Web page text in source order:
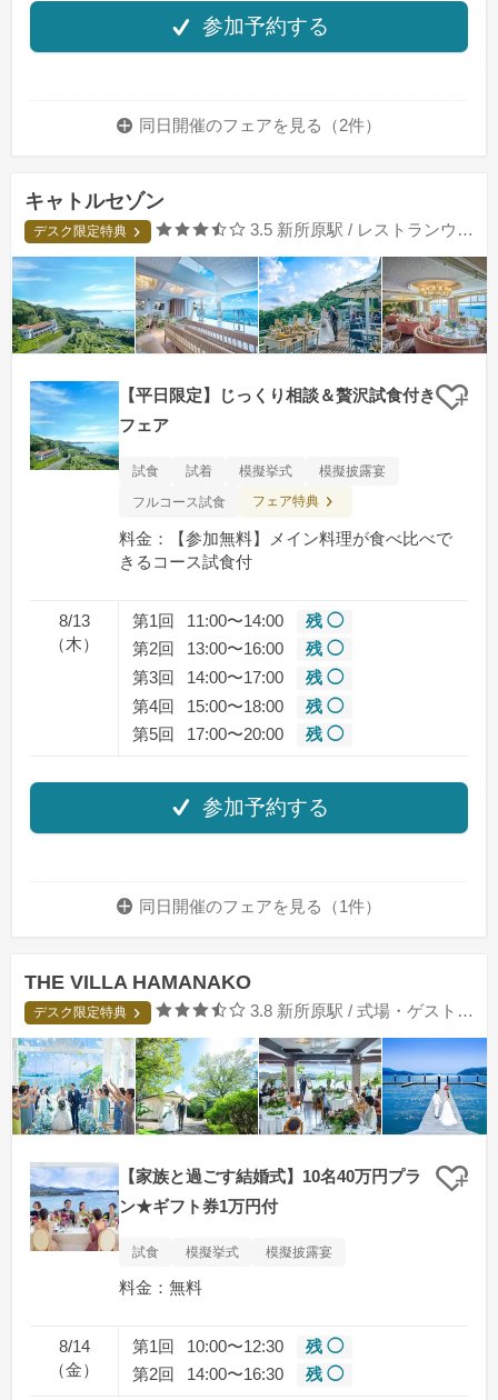
参加予約する
同日開催のフェアを 見る（2件）
キャトルセゾン
デスク限定特典 口コミ評価
3.5 新所原駅 / レストランウエディング
【平日限定】じっくり相談＆贅沢試食付き
フェア
クリ
試食 試着 模擬挙式
模擬披露宴
フルコース試食
フェア特典
料金：【参加無料】メイン料理が食べ比べで
きるコース試食付
8/13
（木）
第1回 11:00〜14:00
残 ◯
第2回
13:00〜16:00
残 ◯
第3回
14:00〜17:00
残 ◯
第4回
15:00〜18:00
残 ◯
第5回
17:00〜20:00 残 ◯
参加予約する
同日開催のフェアを 見る（1件）
THE VILLA HAMANAKO
デスク限定特典 口コミ評価
3.8 新所原駅 / 式場・ゲストハウス
【家族と過ごす結婚式】10名40万円プラ
ン★ギフト券1万円付
クリ
試食 模擬挙式 模擬披露宴
料金：無料
8/14
（金）
第1回 10:00〜12:30
残 ◯
第2回
14:00〜16:30 残 ◯